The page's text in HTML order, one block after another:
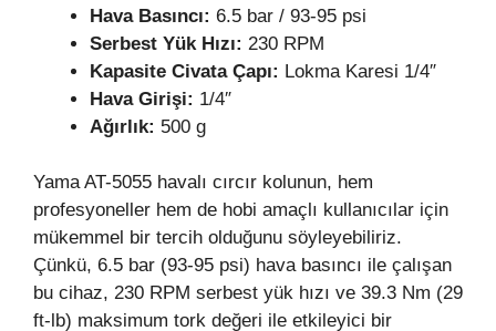
Hava Basıncı: 6.5 bar / 93-95 psi
Serbest Yük Hızı: 230 RPM
Kapasite Civata Çapı: Lokma Karesi 1/4″
Hava Girişi: 1/4″
Ağırlık: 500 g
Yama AT-5055 havalı cırcır kolunun, hem
profesyoneller hem de hobi amaçlı kullanıcılar için
mükemmel bir tercih olduğunu söyleyebiliriz.
Çünkü, 6.5 bar (93-95 psi) hava basıncı ile çalışan
bu cihaz, 230 RPM serbest yük hızı ve 39.3 Nm (29
ft-lb) maksimum tork değeri ile etkileyici bir